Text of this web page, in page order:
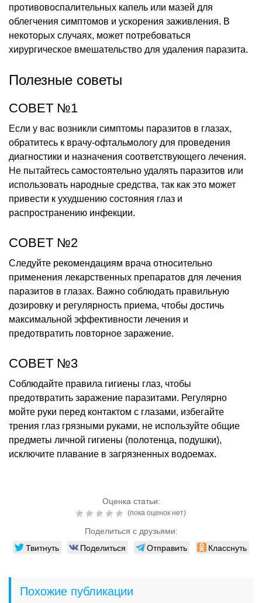
противовоспалительных капель или мазей для
облегчения симптомов и ускорения заживления. В
некоторых случаях, может потребоваться
хирургическое вмешательство для удаления паразита.
Полезные советы
СОВЕТ №1
Если у вас возникли симптомы паразитов в глазах,
обратитесь к врачу-офтальмологу для проведения
диагностики и назначения соответствующего лечения.
Не пытайтесь самостоятельно удалять паразитов или
использовать народные средства, так как это может
привести к ухудшению состояния глаз и
распространению инфекции.
СОВЕТ №2
Следуйте рекомендациям врача относительно
применения лекарственных препаратов для лечения
паразитов в глазах. Важно соблюдать правильную
дозировку и регулярность приема, чтобы достичь
максимальной эффективности лечения и
предотвратить повторное заражение.
СОВЕТ №3
Соблюдайте правила гигиены глаз, чтобы
предотвратить заражение паразитами. Регулярно
мойте руки перед контактом с глазами, избегайте
трения глаз грязными руками, не используйте общие
предметы личной гигиены (полотенца, подушки),
исключите плавание в загрязненных водоемах.
Оценка статьи:
(пока оценок нет)
Поделиться с друзьями:
Твитнуть Поделиться Отправить Класснуть
Похожие публикации